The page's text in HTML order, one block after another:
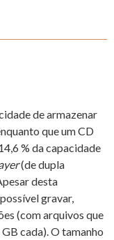
de armazenar
que um CD
% da capacidade
(de dupla
desta
gravar,
(com arquivos que
cada). O tamanho